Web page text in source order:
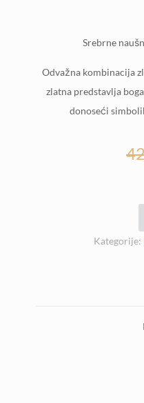
Srebrne
Odvažna kombinacija
zlatna predstavlja
donoseći
Kategorije: